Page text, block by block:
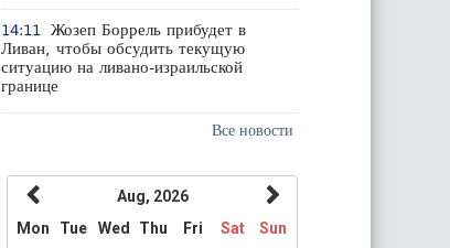
14:11
Жозеп Боррель прибудет в
Ливан, чтобы обсудить текущую
ситуацию на ливано-израильской
границе
Все новости
Aug, 2026
Mon
Tue Wed Thu Fri Sat
Sun